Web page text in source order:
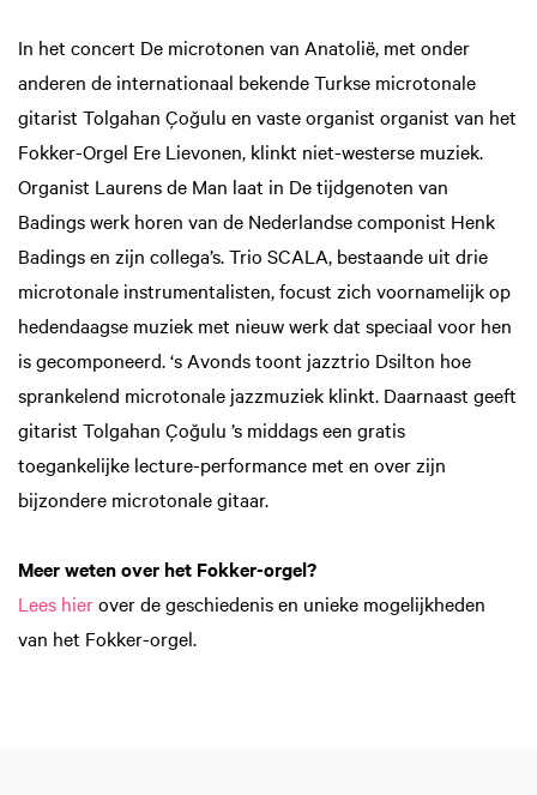
In het concert De microtonen van Anatolië, met onder
anderen de internationaal bekende Turkse microtonale
gitarist Tolgahan Çoğulu en vaste organist organist van het
Fokker-Orgel Ere Lievonen, klinkt niet-westerse muziek.
Organist Laurens de Man laat in De tijdgenoten van
Badings werk horen van de Nederlandse componist Henk
Badings en zijn collega’s. Trio SCALA, bestaande uit drie
microtonale instrumentalisten, focust zich voornamelijk op
hedendaagse muziek met nieuw werk dat speciaal voor hen
is gecomponeerd. ‘s Avonds toont jazztrio Dsilton hoe
sprankelend microtonale jazzmuziek klinkt. Daarnaast geeft
gitarist Tolgahan Çoğulu ’s middags een gratis
toegankelijke lecture-performance met en over zijn
bijzondere microtonale gitaar.
Meer weten over het Fokker-orgel?
Lees hierover de geschiedenis en unieke mogelijkheden
van het Fokker-orgel.